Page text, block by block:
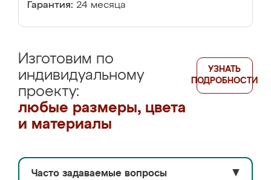
Гарантия: 24 месяца
Изготовим по
индивидуальному
проекту:
любые размеры, цвета
и материалы
УЗНАТЬ
ПОДРОБНОСТИ
Часто задаваемые вопросы ▼